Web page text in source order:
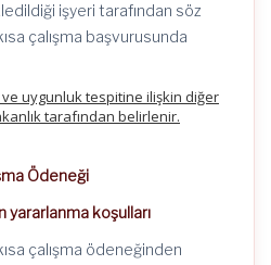
işyeri tarafından söz
çalışma başvurusunda
ve uygunluk tespitine ilişkin diğer
tarafından belirlenir.
Ödeneği
yararlanma koşulları
çalışma ödeneğinden